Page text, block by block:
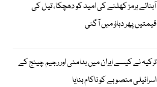
آبنائے ہرمز کھلنے کی امید کو دھچکا، تیل کی
قیمتیں پھر دباؤ میں آگئی
ترکیہ نے کیسے ایران میں بدامنی اور رجیم چینج کے
اسرائیلی منصوبے کو ناکام بنایا